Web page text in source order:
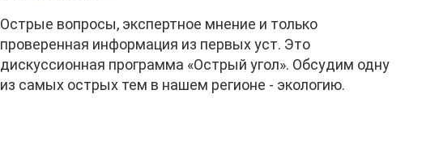
Острые вопросы, экспертное мнение и только
проверенная информация из первых уст. Это
дискуссионная программа «Острый угол». Обсудим одну
из самых острых тем в нашем регионе - экологию.